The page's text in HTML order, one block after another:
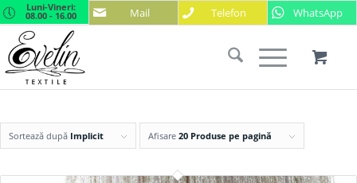
Mail Telefon WhatsApp
Luni-Vineri:
08.00 - 16.00
Sortează după Implicit Afisare 20 Produse pe pagină